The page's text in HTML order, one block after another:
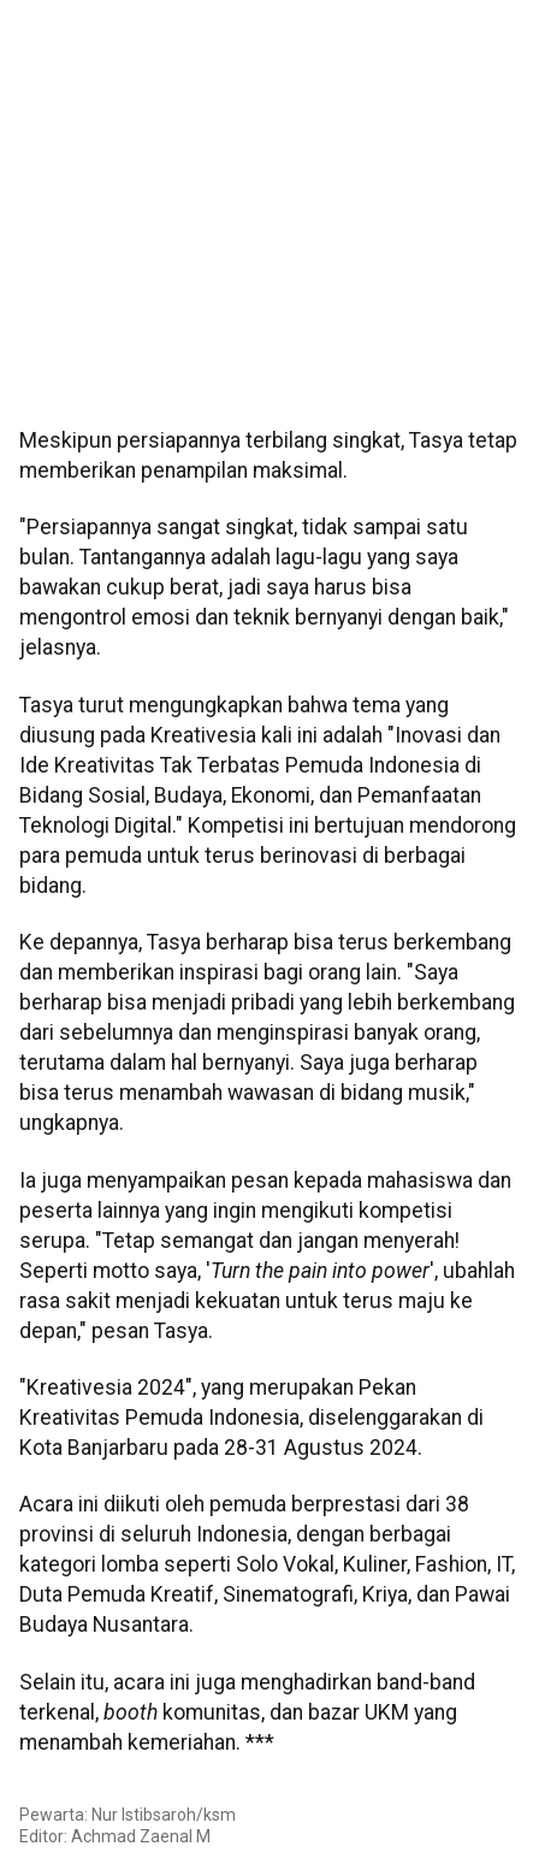
Meskipun persiapannya terbilang singkat, Tasya tetap
memberikan penampilan maksimal.
"Persiapannya sangat singkat, tidak sampai satu
bulan. Tantangannya adalah lagu-lagu yang saya
bawakan cukup berat, jadi saya harus bisa
mengontrol emosi dan teknik bernyanyi dengan baik,"
jelasnya.
Tasya turut mengungkapkan bahwa tema yang
diusung pada Kreativesia kali ini adalah "Inovasi dan
Ide Kreativitas Tak Terbatas Pemuda Indonesia di
Bidang Sosial, Budaya, Ekonomi, dan Pemanfaatan
Teknologi Digital." Kompetisi ini bertujuan mendorong
para pemuda untuk terus berinovasi di berbagai
bidang.
Ke depannya, Tasya berharap bisa terus berkembang
dan memberikan inspirasi bagi orang lain. "Saya
berharap bisa menjadi pribadi yang lebih berkembang
dari sebelumnya dan menginspirasi banyak orang,
terutama dalam hal bernyanyi. Saya juga berharap
bisa terus menambah wawasan di bidang musik,"
ungkapnya.
Ia juga menyampaikan pesan kepada mahasiswa dan
peserta lainnya yang ingin mengikuti kompetisi
serupa. "Tetap semangat dan jangan menyerah!
Seperti motto saya, 'Turn the pain into power', ubahlah
rasa sakit menjadi kekuatan untuk terus maju ke
depan," pesan Tasya.
"Kreativesia 2024", yang merupakan Pekan
Kreativitas Pemuda Indonesia, diselenggarakan di
Kota Banjarbaru pada 28-31 Agustus 2024.
Acara ini diikuti oleh pemuda berprestasi dari 38
provinsi di seluruh Indonesia, dengan berbagai
kategori lomba seperti Solo Vokal, Kuliner, Fashion, IT,
Duta Pemuda Kreatif, Sinematografi, Kriya, dan Pawai
Budaya Nusantara.
Selain itu, acara ini juga menghadirkan band-band
terkenal, booth komunitas, dan bazar UKM yang
menambah kemeriahan. ***
Pewarta: Nur Istibsaroh/ksm
Editor: Achmad Zaenal M